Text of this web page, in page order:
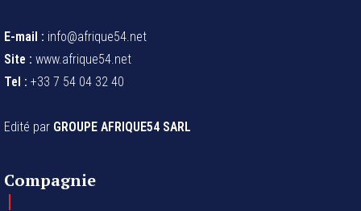
E-mail : info@afrique54.net
Site : www.afrique54.net
Tel : +33 7 54 04 32 40
Edité par GROUPE AFRIQUE54 SARL
Compagnie